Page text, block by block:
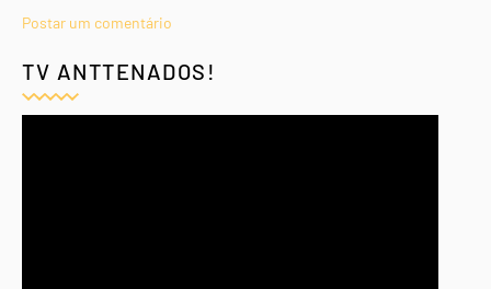
Postar um comentário
TV ANTTENADOS!